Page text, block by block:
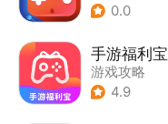
0.0
手游福利宝
游戏攻略
4.9